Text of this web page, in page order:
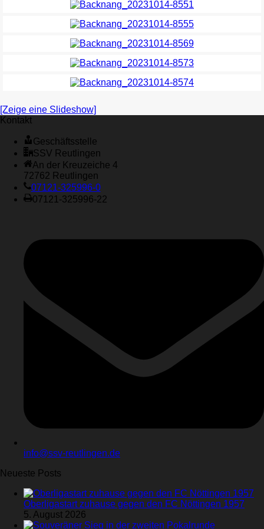
[Zeige eine Slideshow]
Kontakt
Geschäftsstelle
SSV Reutlingen
An der Kreuzeiche 4
72762 Reutlingen
07121-325996-0
07121-325996-22
info@ssv-reutlingen.de
Neueste Posts
Oberligastart zuhause gegen den FC Nöttingen 1957
5. August 2026